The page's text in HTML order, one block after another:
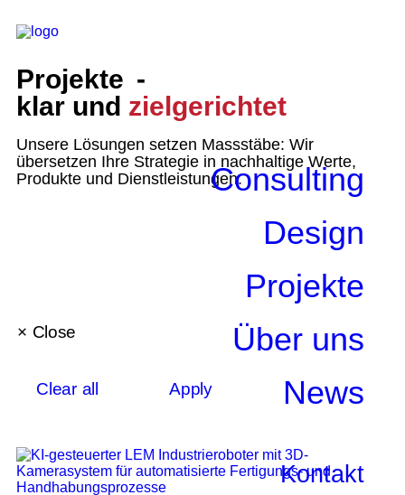
Consulting
Design
Projekte
Über uns
News
Kontakt
Projekte -
klar und zielgerichtet
Unsere Lösungen setzen Massstäbe: Wir
übersetzen Ihre Strategie in nachhaltige Werte,
Produkte und Dienstleistungen.
× Close
Clear all Apply